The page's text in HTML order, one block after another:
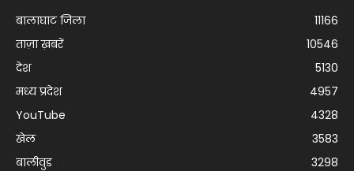
बालाघाट जिला
11166
ताज़ा ख़बरें
10546
देश
5130
मध्य प्रदेश
4957
YouTube
4328
खेल
3583
बालीवुड
3298